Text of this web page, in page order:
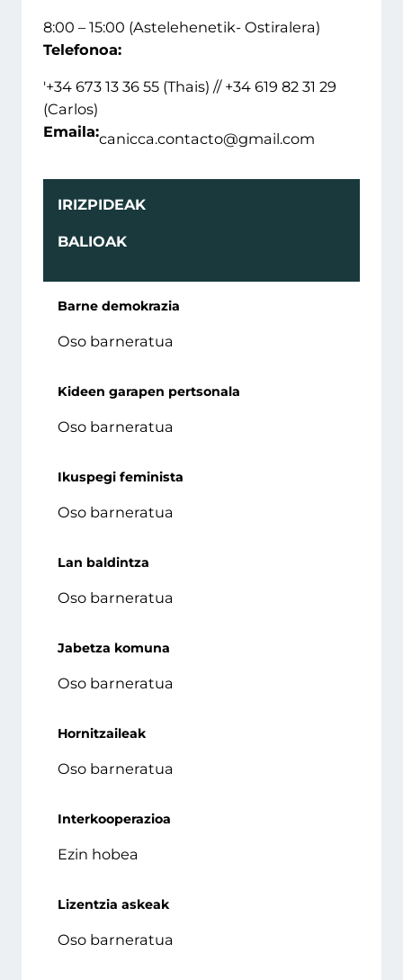
8:00 – 15:00 (Astelehenetik- Ostiralera)
Telefonoa:
'+34 673 13 36 55 (Thais) // +34 619 82 31 29
(Carlos)
Emaila:canicca.contacto@gmail.com
IRIZPIDEAK
BALIOAK
Barne demokrazia
Oso barneratua
Kideen garapen pertsonala
Oso barneratua
Ikuspegi feminista
Oso barneratua
Lan baldintza
Oso barneratua
Jabetza komuna
Oso barneratua
Hornitzaileak
Oso barneratua
Interkooperazioa
Ezin hobea
Lizentzia askeak
Oso barneratua